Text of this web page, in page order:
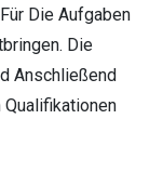
Die Aufgaben
Die
Anschließend